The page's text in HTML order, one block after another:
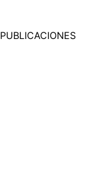
PUBLICACIONES